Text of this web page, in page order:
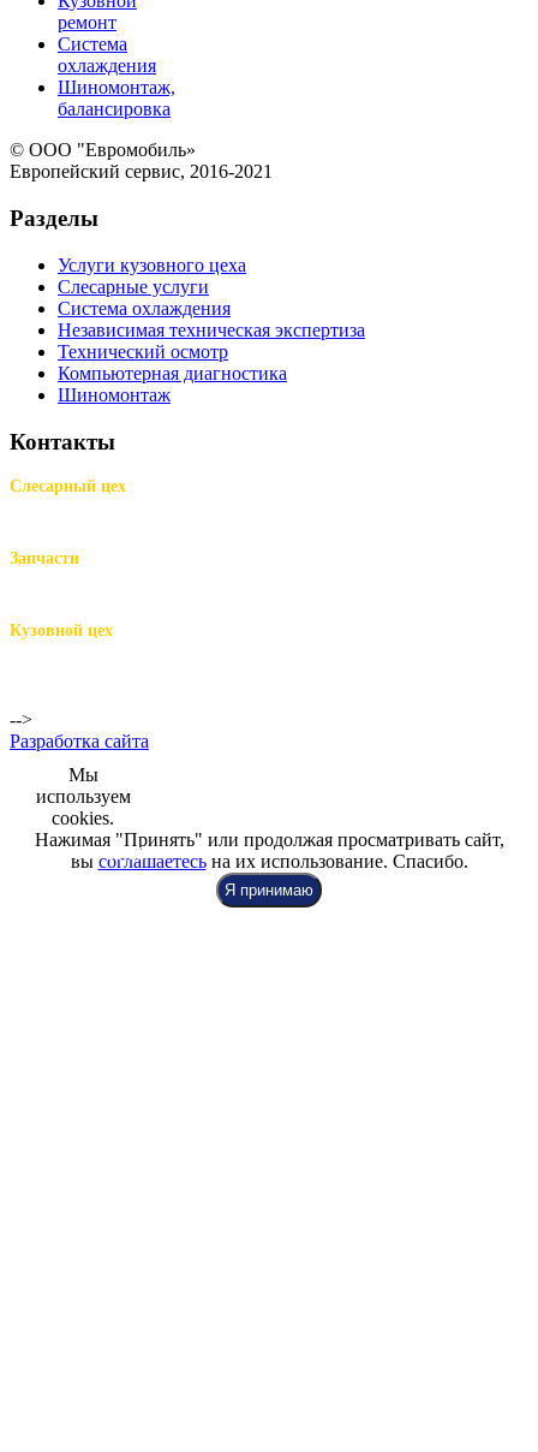
ремонт
Система
охлаждения
Шиномонтаж,
балансировка
© ООО "Евромобиль»
Европейский сервис, 2016-2021
Разделы
Услуги кузовного цеха
Слесарные услуги
Система охлаждения
Независимая техническая экспертиза
Технический осмотр
Компьютерная диагностика
Шиномонтаж
Контакты
Слесарный цех
+7 (812) 942-00-99
Запчасти
+7 (812) 918-80-40
Кузовной цех
+7 (812) 926-86-86
-->
Разработка сайта
Мы
используем
cookies.
Нажимая "Принять" или продолжая просматривать сайт,
вы соглашаетесьна их использование. Спасибо.
Я принимаю